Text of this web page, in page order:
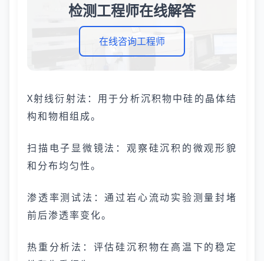
检测工程师在线解答
在线咨询工程师
X射线衍射法：用于分析沉积物中硅的晶体结
构和物相组成。
扫描电子显微镜法：观察硅沉积的微观形貌
和分布均匀性。
渗透率测试法：通过岩心流动实验测量封堵
前后渗透率变化。
热重分析法：评估硅沉积物在高温下的稳定